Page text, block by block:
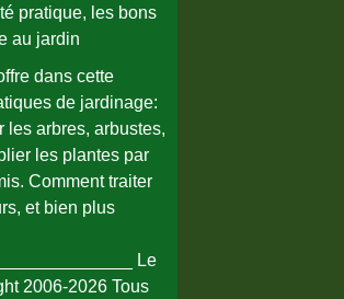
dans cette
de jardinage:
les arbres, arbustes,
les plantes par
Comment traiter
et bien plus
Le
2006-2026 Tous